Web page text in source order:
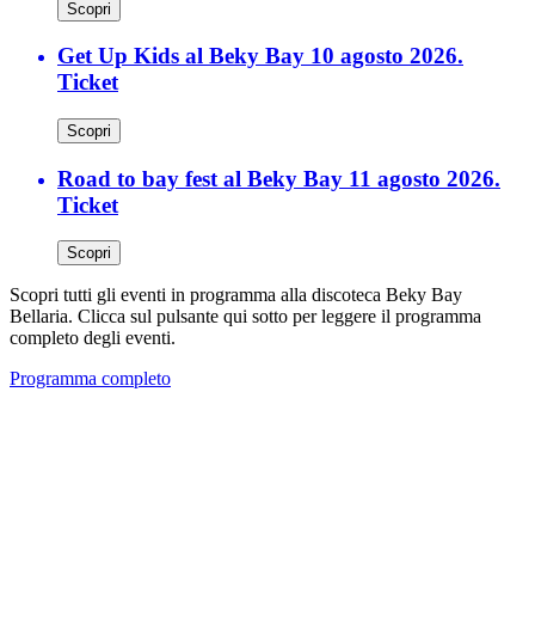
Scopri
Get Up Kids al Beky Bay 10 agosto 2026.
Ticket
Scopri
Road to bay fest al Beky Bay 11 agosto 2026.
Ticket
Scopri
Scopri tutti gli eventi in programma alla discoteca Beky Bay
Bellaria. Clicca sul pulsante qui sotto per leggere il programma
completo degli eventi.
Programma completo